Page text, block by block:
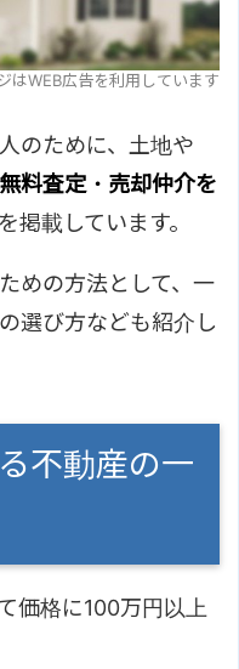
はWEB広告を利用しています
のために、土地や
料査定・売却仲介を
を掲載しています。
めの方法として、一
選び方なども紹介し
不動産の一
価格に100万円以上